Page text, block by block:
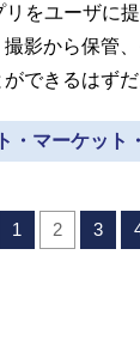
をユーザに
影から保管
できるはずだ
・マーケット
1 2 3